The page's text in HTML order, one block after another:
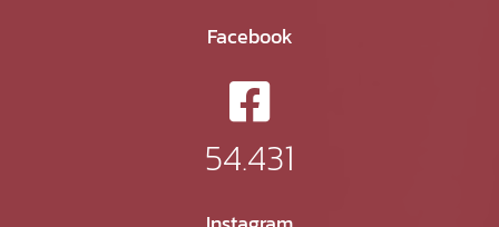
Facebook
54.431